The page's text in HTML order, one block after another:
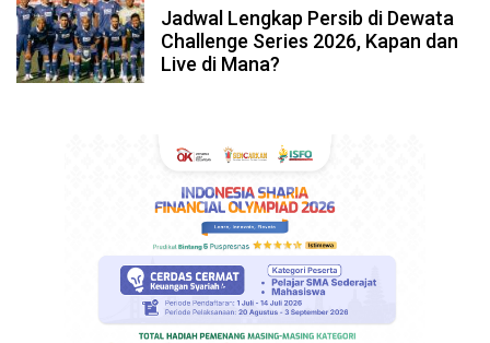
Jadwal Lengkap Persib di Dewata
Challenge Series 2026, Kapan dan
Live di Mana?